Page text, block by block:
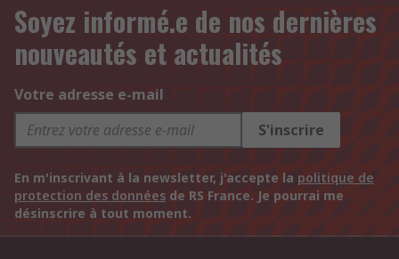
Soyez informé.e de nos dernières
nouveautés et actualités
Votre adresse e-mail
S'inscrire
En m'inscrivant à la newsletter, j'accepte la politique de
protection des données de RS France. Je pourrai me
désinscrire à tout moment.